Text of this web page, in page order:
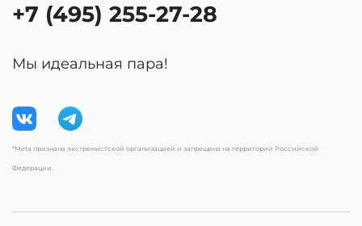
+7 (495) 255-27-28
Мы идеальная пара!
*Meta признана экстремистской организацией и запрещена на территории Российской
Федерации.